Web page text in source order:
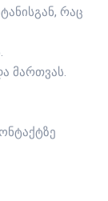
რაც
მართვას.